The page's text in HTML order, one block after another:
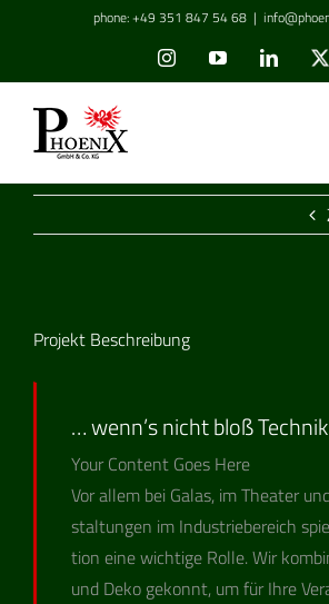
springen
phone: +49 351 847 54 68 |
InstagramYouTube
Larger
Image
Projekt Beschreibung
… wenn’s nicht bloß
Your Con­tent Goes Here
Vor allem bei Galas, im Thea­ter
stal­tun­gen im Indus­trie­be­reich
tion eine wich­tige Rolle. Wir
und Deko gekonnt, um für Ihre